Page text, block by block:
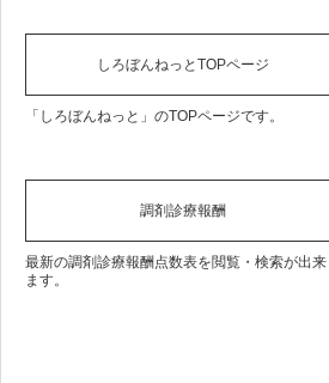
しろぼんねっとTOPページ
「しろぼんねっと」のTOPページです。
調剤診療報酬
最新の調剤診療報酬点数表を閲覧・検索が出来
ます。